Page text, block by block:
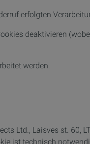
erfolgten
deaktivieren
werden.
Ltd., Laisves st. 60,
ist technisch